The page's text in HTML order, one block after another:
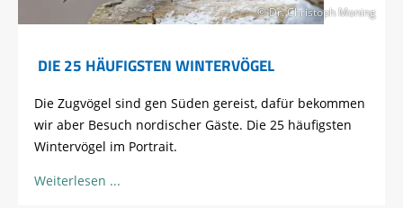
© Dr. Christoph Moning
DIE 25 HÄUFIGSTEN WINTERVÖGEL
Die Zugvögel sind gen Süden gereist, dafür bekommen
wir aber Besuch nordischer Gäste. Die 25 häufigsten
Wintervögel im Portrait.
Weiterlesen